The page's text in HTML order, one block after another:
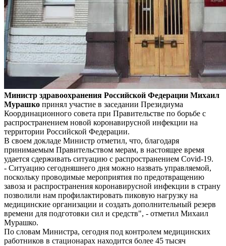
Министр здравоохранения Российской Федерации Михаил
Мурашко принял участие в заседании Президиума
Координационного совета при Правительстве по борьбе с
распространением новой коронавирусной инфекции на
территории Российской Федерации.
В своем докладе Министр отметил, что, благодаря
принимаемым Правительством мерам, в настоящее время
удается сдерживать ситуацию с распространением Covid-19.
- Ситуацию сегодняшнего дня можно назвать управляемой,
поскольку проводимые мероприятия по предотвращению
завоза и распространения коронавирусной инфекции в страну
позволили нам профилактировать пиковую нагрузку на
медицинские организации и создать дополнительный резерв
времени для подготовки сил и средств", - отметил Михаил
Мурашко.
По словам Министра, сегодня под контролем медицинских
работников в стационарах находится более 45 тысяч